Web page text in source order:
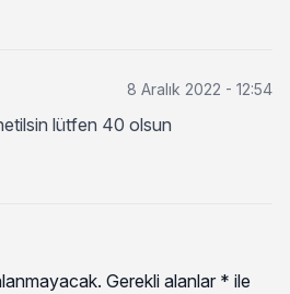
8 Aralık 2022 - 12:54
lütfen 40 olsun
Gerekli alanlar * ile